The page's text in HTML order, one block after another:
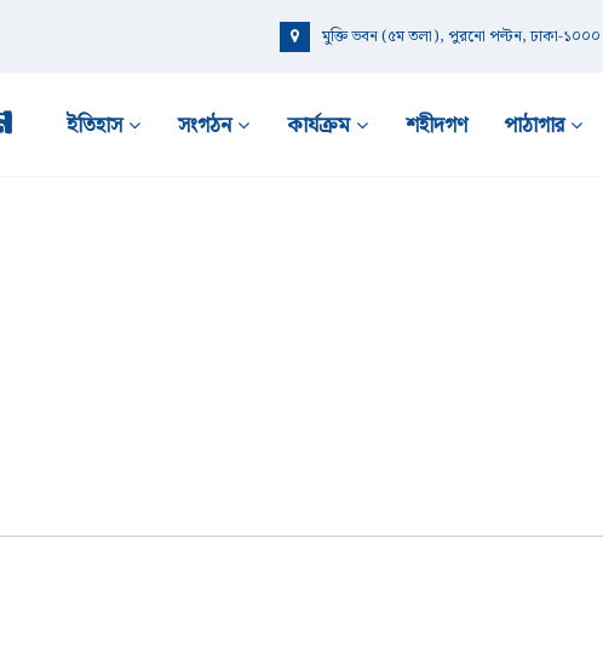
মুক্তি ভবন (৫ম তলা), পুরনো পল্টন, ঢাকা-১০০০
ইতিহাস সংগঠন কার্যক্রম শহীদগণ পাঠাগার